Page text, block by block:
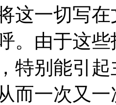
这一切写
。由于这
特别能引
而一次又